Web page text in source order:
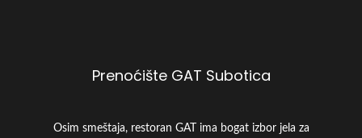
Prenoćište GAT Subotica
Osim smeštaja, restoran GAT ima bogat izbor jela za